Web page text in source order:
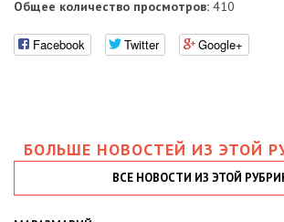
Общее количество просмотров: 410
Facebook Twitter Google+
БОЛЬШЕ НОВОСТЕЙ ИЗ ЭТОЙ
ВСЕ НОВОСТИ ИЗ ЭТОЙ